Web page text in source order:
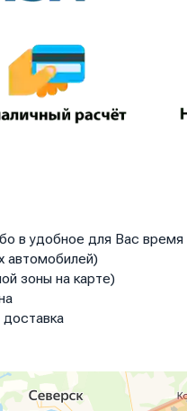
в удобное для Вас время
автомобилей)
зоны на карте)